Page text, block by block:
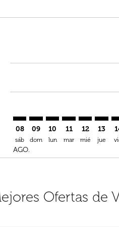
08
sáb
AGO.
09
dom
10
lun
11
mar
12
mié
13
jue
Ofertas de